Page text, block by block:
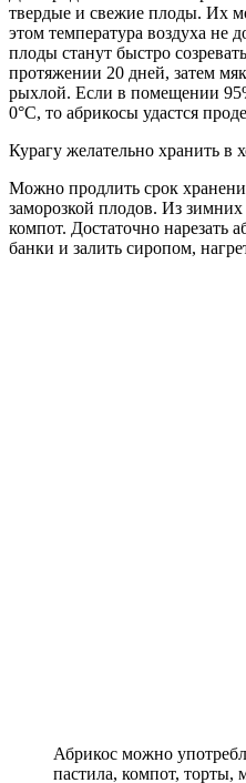
твердые и свежие плоды. Их
этом температура воздуха не
плоды станут быстро
протяжении 20 дней, затем
рыхлой. Если в помещении
0°C, то абрикосы удастся
Курагу желательно хранить в
Можно продлить срок
заморозкой плодов. Из зимних
компот. Достаточно нарезать
банки и залить сиропом,
Абрикос можно
пастила, компот, торты,